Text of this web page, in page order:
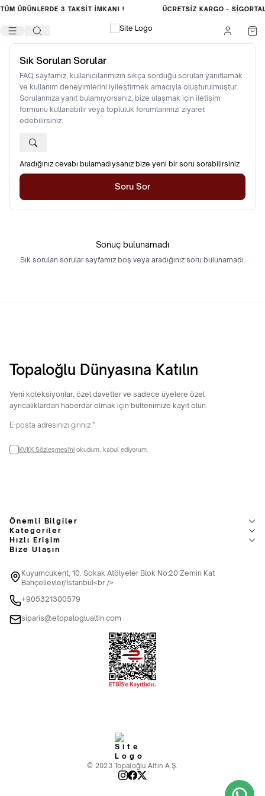
TÜM ÜRÜNLERDE 3 TAKSİT İMKANI ! ÜCRETSIZ KARGO -
Sık Sorulan Sorular
FAQ sayfamız, kullanıcılarımızın sıkça sorduğu soruları yanıtlamak
ve kullanım deneyimlerini iyileştirmek amacıyla oluşturulmuştur.
Sorularınıza yanıt bulamıyorsanız, bize ulaşmak için iletişim
formunu kullanabilir veya topluluk forumlarımızı ziyaret
edebilirsiniz.
Aradığınız cevabı bulamadıysanız bize yeni bir soru sorabilirsiniz
Soru Sor
Sonuç bulunamadı
Sık sorulan sorular sayfamız boş veya aradığınız soru bulunamadı.
Topaloğlu Dünyasına Katılın
Yeni koleksiyonlar, özel davetler ve sadece üyelere özel
ayrıcalıklardan haberdar olmak için bültenimize kayıt olun.
KVKK Sözleşmesi'ni okudum, kabul ediyorum.
Önemli Bilgiler
Kategoriler
Hızlı Erişim
Bize Ulaşın
Kuyumcukent, 10. Sokak Atölyeler Blok No:20 Zemin Kat
Bahçelievler/İstanbul<br />
+905321300579
siparis@etopaloglualtin.com
© 2023 Topaloğlu Altın A.Ş.